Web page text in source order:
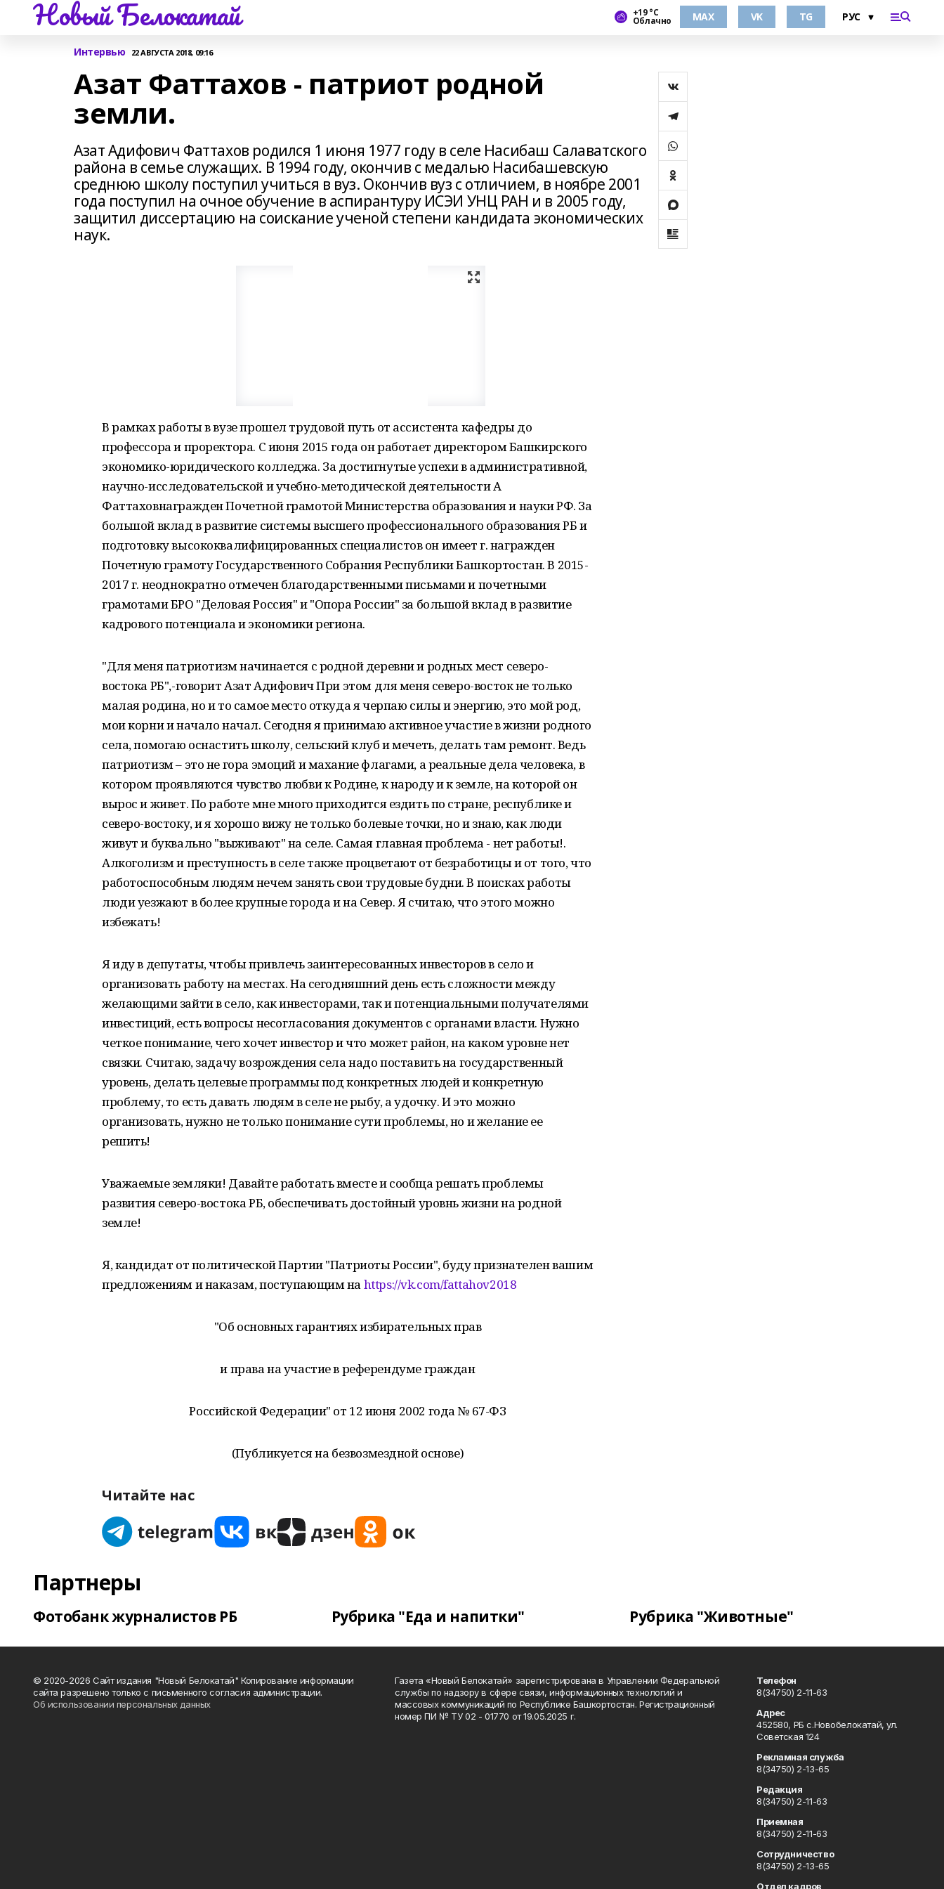
Новый Белокатай +19 °С
Облачно MAX VK TG
Интервью 22 АВГУСТА 2018, 09:16
Азат Фаттахов - патриот родной
земли.
Азат Адифович Фаттахов родился 1 июня 1977 году в селе Насибаш Салаватского
района в семье служащих. В 1994 году, окончив с медалью Насибашевскую
среднюю школу поступил учиться в вуз. Окончив вуз с отличием, в ноябре 2001
года поступил на очное обучение в аспирантуру ИСЭИ УНЦ РАН и в 2005 году,
защитил диссертацию на соискание ученой степени кандидата экономических
наук.
В рамках работы в вузе прошел трудовой путь от ассистента кафедры до
профессора и проректора. С июня 2015 года он работает директором Башкирского
экономико-юридического колледжа. За достигнутые успехи в административной,
научно-исследовательской и учебно-методической деятельности А
Фаттаховнагражден Почетной грамотой Министерства образования и науки РФ. За
большой вклад в развитие системы высшего профессионального образования РБ и
подготовку высококвалифицированных специалистов он имеет г. награжден
Почетную грамоту Государственного Собрания Республики Башкортостан. В 2015-
2017 г. неоднократно отмечен благодарственными письмами и почетными
грамотами БРО "Деловая Россия" и "Опора России" за большой вклад в развитие
кадрового потенциала и экономики региона.
"Для меня патриотизм начинается с родной деревни и родных мест северо-
востока РБ",-говорит Азат Адифович При этом для меня северо-восток не только
малая родина, но и то самое место откуда я черпаю силы и энергию, это мой род,
мои корни и начало начал. Сегодня я принимаю активное участие в жизни родного
села, помогаю оснастить школу, сельский клуб и мечеть, делать там ремонт. Ведь
патриотизм – это не гора эмоций и махание флагами, а реальные дела человека, в
котором проявляются чувство любви к Родине, к народу и к земле, на которой он
вырос и живет. По работе мне много приходится ездить по стране, республике и
северо-востоку, и я хорошо вижу не только болевые точки, но и знаю, как люди
живут и буквально "выживают" на селе. Самая главная проблема - нет работы!.
Алкоголизм и преступность в селе также процветают от безработицы и от того, что
работоспособным людям нечем занять свои трудовые будни. В поисках работы
люди уезжают в более крупные города и на Север. Я считаю, что этого можно
избежать!
Я иду в депутаты, чтобы привлечь заинтересованных инвесторов в село и
организовать работу на местах. На сегодняшний день есть сложности между
желающими зайти в село, как инвесторами, так и потенциальными получателями
инвестиций, есть вопросы несогласования документов с органами власти. Нужно
четкое понимание, чего хочет инвестор и что может район, на каком уровне нет
связки. Считаю, задачу возрождения села надо поставить на государственный
уровень, делать целевые программы под конкретных людей и конкретную
проблему, то есть давать людям в селе не рыбу, а удочку. И это можно
организовать, нужно не только понимание сути проблемы, но и желание ее
решить!
Уважаемые земляки! Давайте работать вместе и сообща решать проблемы
развития северо-востока РБ, обеспечивать достойный уровнь жизни на родной
земле!
Я, кандидат от политической Партии "Патриоты России", буду признателен вашим
предложениям и наказам, поступающим на https://vk.com/fattahov2018
"Об основных гарантиях избирательных прав
и права на участие в референдуме граждан
Российской Федерации" от 12 июня 2002 года № 67-ФЗ
(Публикуется на безвозмездной основе)
Читайте нас
Партнеры
Фотобанк журналистов РБ Рубрика "Еда и напитки" Рубрика "Животные"
© 2020-2026 Сайт издания "Новый Белокатай" Копирование информации
сайта разрешено только с письменного согласия администрации.
Об использовании персональных данных
Газета «Новый Белокатай» зарегистрирована в Управлении Федеральной
службы по надзору в сфере связи, информационных технологий и
массовых коммуникаций по Республике Башкортостан. Регистрационный
номер ПИ № ТУ 02 - 01770 от 19.05.2025 г.
Телефон
8(34750) 2-11-63
Адрес
452580, РБ с.Новобелокатай, ул.
Советская 124
Рекламная служба
8(34750) 2-13-65
Редакция
8(34750) 2-11-63
Приемная
8(34750) 2-11-63
Сотрудничество
8(34750) 2-13-65
Отдел кадров